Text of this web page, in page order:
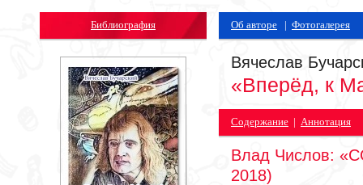
Библиография Об авторе | Фотогалерея
Вячеслав
«Вперёд, к
Содержание | Аннотация
Влад Числов:
2018)